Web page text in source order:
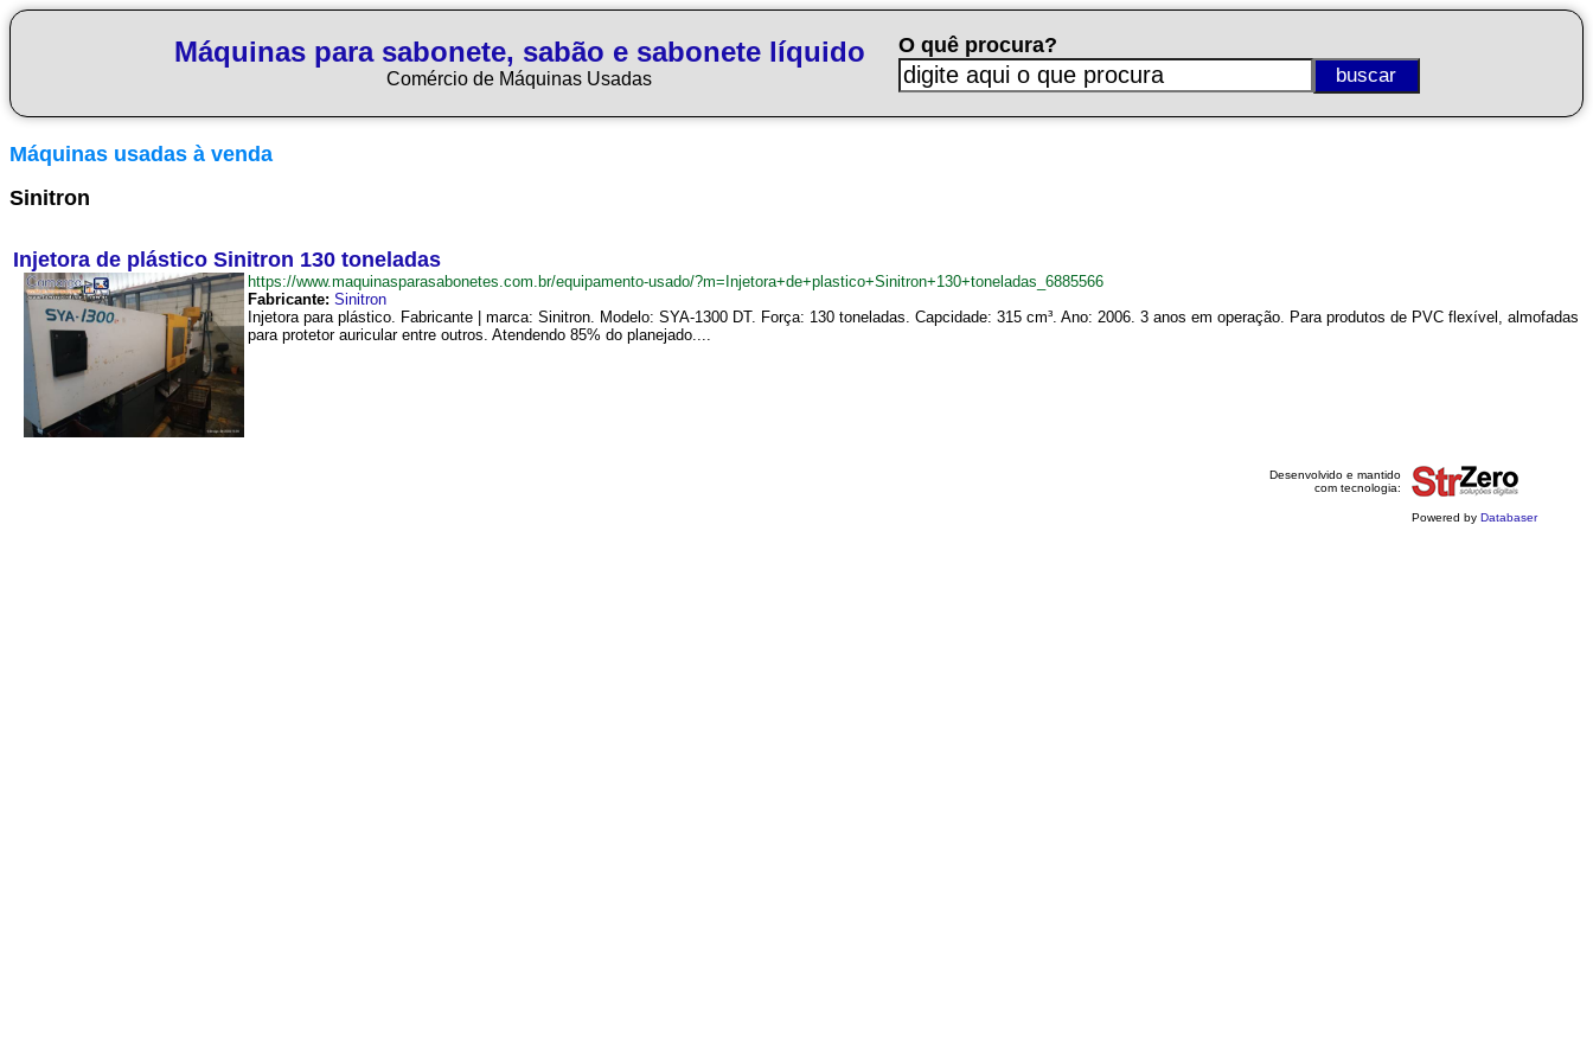
Máquinas para sabonete, sabão e sabonete líquido
Comércio de Máquinas Usadas
O quê procura?
Máquinas usadas à venda
Sinitron
Injetora de plástico Sinitron 130 toneladas
https://www.maquinasparasabonetes.com.br/equipamento-usado/?m=Injetora+de+plastico+Sinitron+130+toneladas_6885566
Fabricante: Sinitron
Injetora para plástico. Fabricante | marca: Sinitron. Modelo: SYA-1300 DT. Força: 130 toneladas. Capcidade: 315 cm³. Ano: 2006. 3 anos em operação. Para produtos de PVC flexível, almofadas
para protetor auricular entre outros. Atendendo 85% do planejado....
Desenvolvido e mantido
com tecnologia:
Powered by Databaser